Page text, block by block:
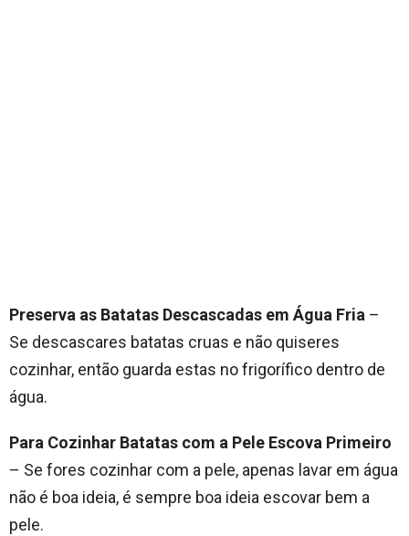
Preserva as Batatas Descascadas em Água Fria –
Se descascares batatas cruas e não quiseres
cozinhar, então guarda estas no frigorífico dentro de
água.
Para Cozinhar Batatas com a Pele Escova Primeiro
– Se fores cozinhar com a pele, apenas lavar em água
não é boa ideia, é sempre boa ideia escovar bem a
pele.